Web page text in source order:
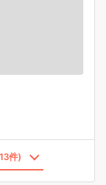
件)